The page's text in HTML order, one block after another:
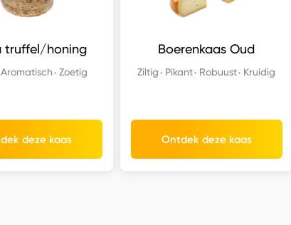
truffel/honing
Aromatisch Zoetig
deze kaas
Boerenkaas Oud
Ziltig Pikant Robuust Kruidig
Ontdek deze kaas